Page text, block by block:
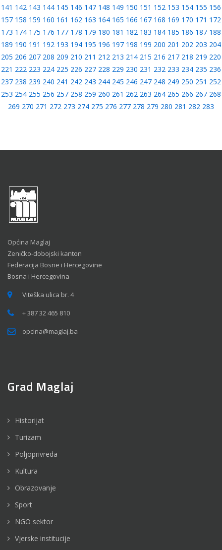
141 142 143 144 145 146 147 148 149 150 151 152 153 154 155 156
157 158 159 160 161 162 163 164 165 166 167 168 169 170 171 172
173 174 175 176 177 178 179 180 181 182 183 184 185 186 187 188
189 190 191 192 193 194 195 196 197 198 199 200 201 202 203 204
205 206 207 208 209 210 211 212 213 214 215 216 217 218 219 220
221 222 223 224 225 226 227 228 229 230 231 232 233 234 235 236
237 238 239 240 241 242 243 244 245 246 247 248 249 250 251 252
253 254 255 256 257 258 259 260 261 262 263 264 265 266 267 268
269 270 271 272 273 274 275 276 277 278 279 280 281 282 283
Općina Maglaj
Zeničko-dobojski kanton
Federacija Bosne i Hercegovine
Bosna i Hercegovina
Viteška ulica br. 4
+ 387 32 465 810
opcina@maglaj.ba
Grad Maglaj
Historijat
Turizam
Poljoprivreda
Kultura
Obrazovanje
Sport
NGO sektor
Vjerske institucije